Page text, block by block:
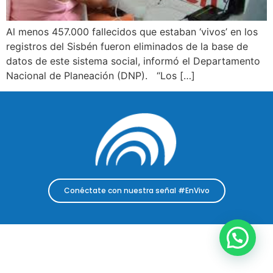
Al menos 457.000 fallecidos que estaban ‘vivos’ en los
registros del Sisbén fueron eliminados de la base de
datos de este sistema social, informó el Departamento
Nacional de Planeación (DNP). “Los […]
Conéctate con nuestra señal #EnVivo